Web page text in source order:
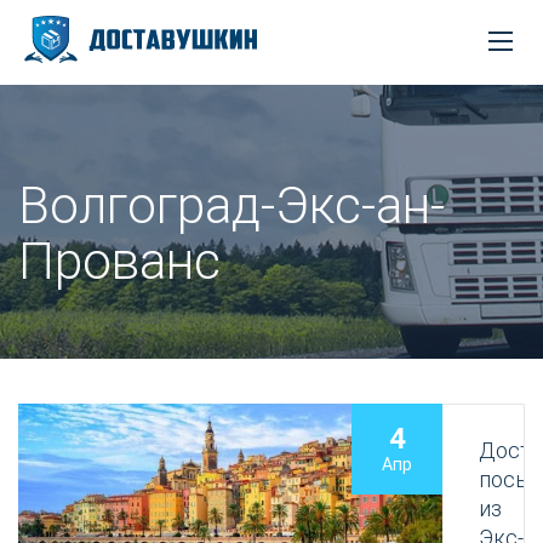
Волгоград-Экс-ан-
Прованс
4
Апр
из
Экс-